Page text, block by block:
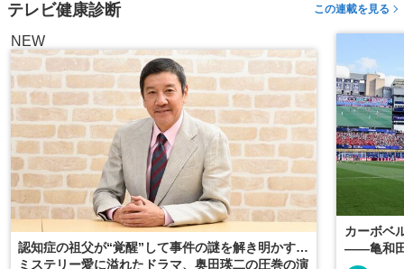
テレビ健康診断 この連載を見る
NEW
認知症の祖父が“覚醒”して事件の謎を解き明かす…
ミステリー愛に溢れたドラマ、奥田瑛二の圧巻の演
カーボベ
――亀和田